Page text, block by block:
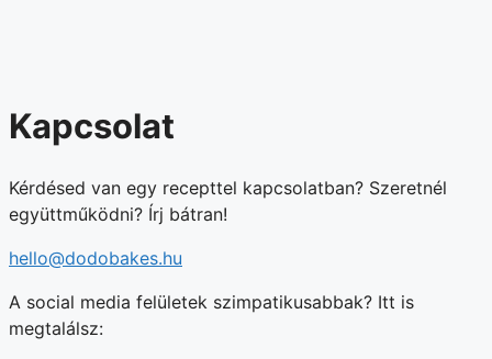
Kapcsolat
Kérdésed van egy recepttel kapcsolatban? Szeretnél
együttműködni? Írj bátran!
hello@dodobakes.hu
A social media felületek szimpatikusabbak? Itt is
megtalálsz: